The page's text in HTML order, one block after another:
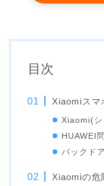
目次
Xiaomiスマ
Xiaomi(シ
HUAWEI
バックド
Xiaomiの危